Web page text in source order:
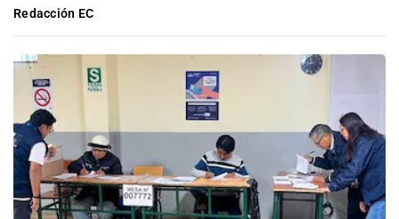
Redacción EC